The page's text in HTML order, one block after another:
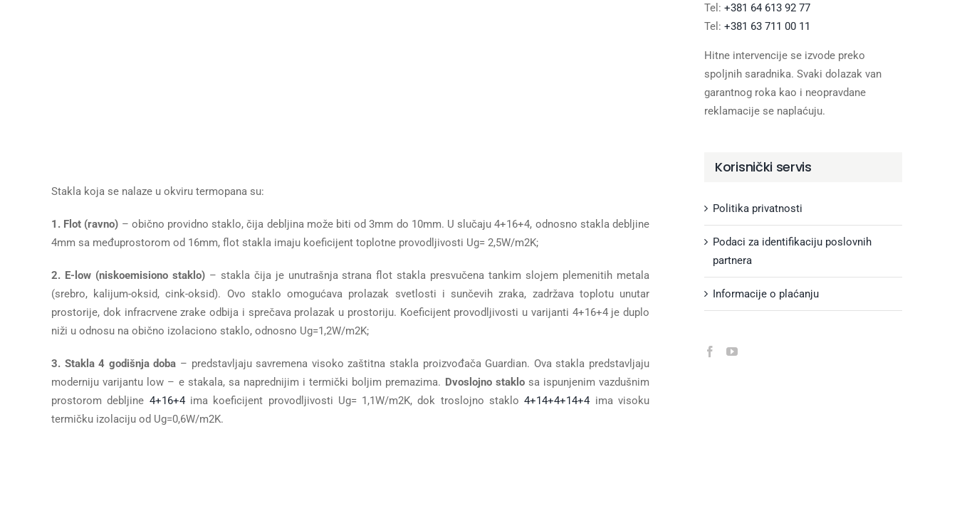
Stakla koja se nalaze u okviru termopana su:
1. Flot (ravno) – obično providno staklo, čija debljina može biti od 3mm do 10mm. U slučaju 4+16+4, odnosno stakla debljine
4mm sa međuprostorom od 16mm, flot stakla imaju koeficijent toplotne provodljivosti Ug= 2,5W/m2K;
2. E-low (niskoemisiono staklo) – stakla čija je unutrašnja strana flot stakla presvučena tankim slojem plemenitih metala
(srebro, kalijum-oksid, cink-oksid). Ovo staklo omogućava prolazak svetlosti i sunčevih zraka, zadržava toplotu unutar
prostorije, dok infracrvene zrake odbija i sprečava prolazak u prostoriju. Koeficijent provodljivosti u varijanti 4+16+4 je duplo
niži u odnosu na obično izolaciono staklo, odnosno Ug=1,2W/m2K;
3. Stakla 4 godišnja doba – predstavljaju savremena visoko zaštitna stakla proizvođača Guardian. Ova stakla predstavljaju
moderniju varijantu low – e stakala, sa naprednijim i termički boljim premazima. Dvoslojno staklosa ispunjenim vazdušnim
prostorom debljine 4+16+4ima koeficijent provodljivosti Ug= 1,1W/m2K, dok troslojno staklo4+14+4+14+4 ima visoku
termičku izolaciju od Ug=0,6W/m2K.
Tel: +381 64 613 92 77
Tel: +381 63 711 00 11
Hitne intervencije se izvode preko
spoljnih saradnika. Svaki dolazak van
garantnog roka kao i neopravdane
reklamacije se naplaćuju.
Korisnički servis
Politika privatnosti
Podaci za identifikaciju poslovnih
partnera
Informacije o plaćanju